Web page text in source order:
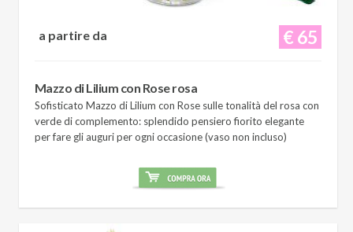
€ 65
a partire da
Mazzo di Lilium con Rose rosa
Sofisticato Mazzo di Lilium con Rose sulle tonalità del rosa con
verde di complemento: splendido pensiero fiorito elegante
per fare gli auguri per ogni occasione (vaso non incluso)